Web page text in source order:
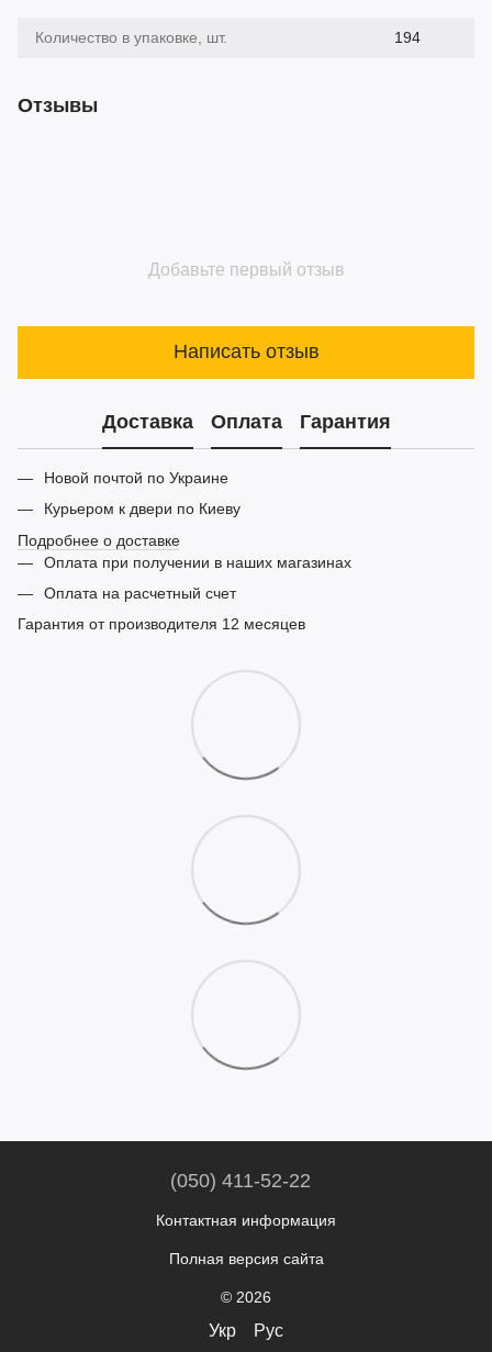
Количество в упаковке, шт. 194
Отзывы
Добавьте первый отзыв
Написать отзыв
Доставка Оплата Гарантия
Новой почтой по Украине
Курьером к двери по Киеву
Подробнее о доставке
Оплата при получении в наших магазинах
Оплата на расчетный счет
Гарантия от производителя 12 месяцев
(050) 411-52-22
Контактная информация
Полная версия сайта
© 2026
Укр Рус